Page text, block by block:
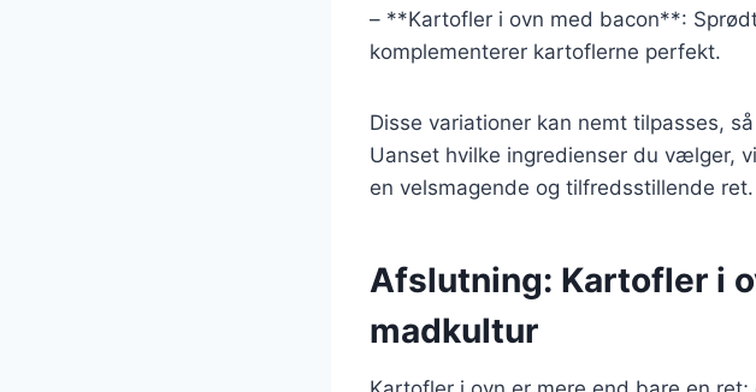
– **Kartofler i ovn med bacon**:
komplementerer kartoflerne perfekt.
Disse variationer kan nemt tilpasses,
Uanset hvilke ingredienser du vælger,
en velsmagende og tilfredsstillende ret.
Afslutning: Kartofler i
madkultur